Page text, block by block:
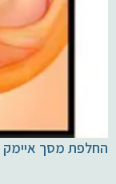
החלפת מסך איימק